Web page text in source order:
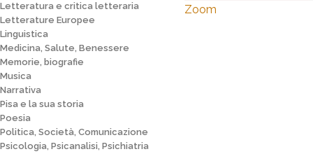
Letteratura e critica letteraria
Letterature Europee
Linguistica
Medicina, Salute, Benessere
Memorie, biografie
Musica
Narrativa
Pisa e la sua storia
Poesia
Politica, Società, Comunicazione
Psicologia, Psicanalisi, Psichiatria
Zoom